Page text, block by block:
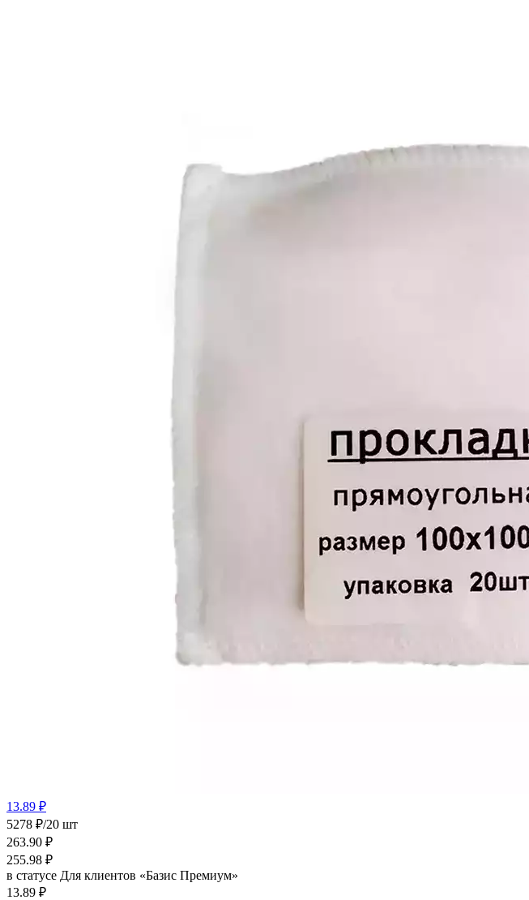
13.89 ₽
5278 ₽/20 шт
263.90 ₽
255.98 ₽
в статусе Для клиентов «Базис Премиум»
13.89 ₽